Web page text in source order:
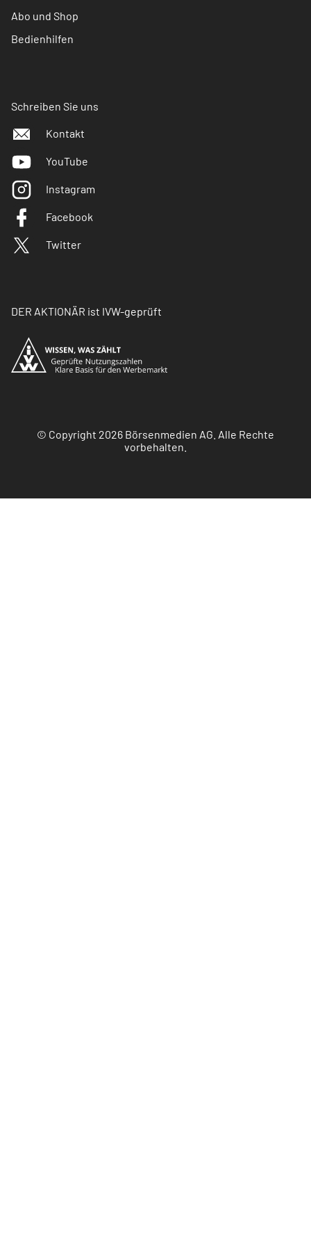
Abo und Shop
Bedienhilfen
Schreiben Sie uns
Kontakt
YouTube
Instagram
Facebook
Twitter
DER AKTIONÄR ist IVW-geprüft
© Copyright 2026 Börsenmedien AG. Alle Rechte
vorbehalten.